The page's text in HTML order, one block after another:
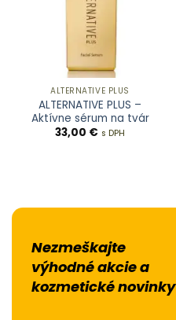
ALTERNATIVE PLUS
ALTERNATIVE PLUS –
Aktívne sérum na tvár
33,00 € s DPH
Nezmeškajte
výhodné akcie a
kozmetické novinky